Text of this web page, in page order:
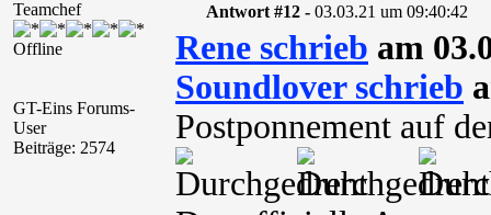
Teamchef
Offline
GT-Eins Forums-
User
Beiträge: 2574
Antwort #12 - 03.03.21 um 09:40:42
Rene schrieb am
Soundlover schrieb
Postponnement auf